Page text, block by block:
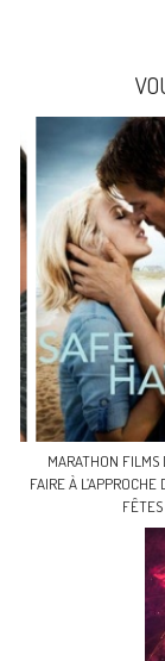
MARATHON FILMS
FAIRE À
FÊTES